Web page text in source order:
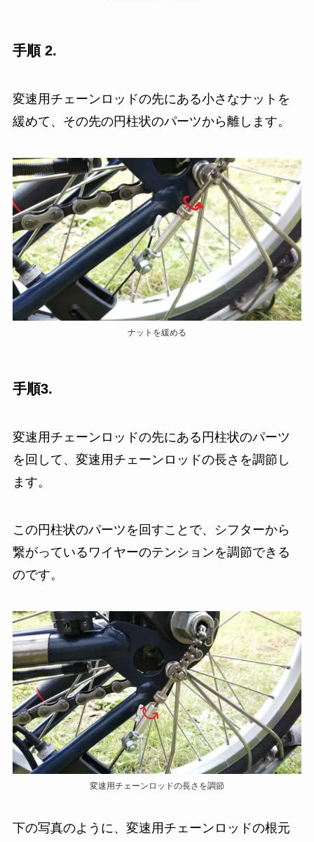
手順 2.
変速用チェーンロッドの先にある小さなナットを
緩めて、その先の円柱状のパーツから離します。
ナットを緩める
手順3.
変速用チェーンロッドの先にある円柱状のパーツ
を回して、変速用チェーンロッドの長さを調節し
ます。
この円柱状のパーツを回すことで、シフターから
繋がっているワイヤーのテンションを調節できる
のです。
変速用チェーンロッドの長さを調節
下の写真のように、変速用チェーンロッドの根元